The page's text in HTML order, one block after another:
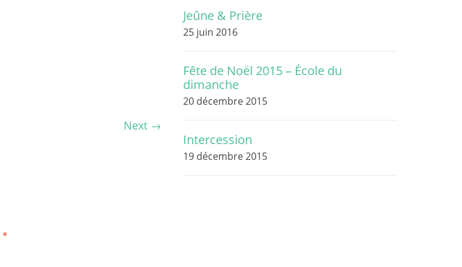
Next →
*
Jeûne & Prière
25 juin 2016
Fête de Noël 2015 – École du
dimanche
20 décembre 2015
Intercession
19 décembre 2015